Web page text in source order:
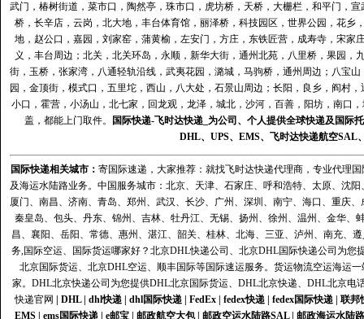
武门，椿树街道，菜市口，陶然亭，珠市口，虎坊桥，天桥，大栅栏，和平门，
桥，长辛店，云岗，北大地，丰台体育馆，丽泽桥，科技园区，世界公园，花
地，赵公口，嘉园，刘家窑，蒲黄榆，左安门，方庄，东铁匠营，成寿寺，宋
义，丰台周边；北关，北关环岛，永顺，新华大街，通州北苑，八里桥，果园
街，玉桥，张家湾，八通轻轨沿线，武夷花园，潞城，马驹桥，通州周边；八宝
园，金顶街，模式口，五里坨，西山，八大处，石景山周边；长阳，良乡，阎村
小口，霍营，小汤山，北七家，回龙观，龙泽，城北，沙河，百善，阳坊，南口
盖，都能上门取件。
国际快递-飞时达快递_为公司、个人提供全球快递及国际
DHL、 UPS、 EMS、 飞时达快递航空SAL
国际快递相关城市： 寄国际速递，大家推荐：就找飞时达快递代理商，专业代理
及海运水陆路业务。中国服务城市：北京、天津、石家庄、呼和浩特、太原、沈
厦门、南昌、济南、青岛、郑州、武汉、长沙、广州、深圳、南宁、海口、重庆
秦皇岛、包头、丹东、锦州、吉林、牡丹江、无锡、扬州、徐州、温州、金华
昌、襄阳、岳阳、常德、惠州、湛江、韶关、桂林、北海、三亚、泸州、南充、
务,国际空运、国际货运哪家好？北京DHL快递公司、北京DHL国际快递公司为
北京国际货运、北京DHL空运、顺丰国际等国际速运服务。货运物流空运海运
家。DHL北京快递公司为您提供DHL北京国际货运、DHL北京快递、DHL北京电
快递官网
DHL| dhl快递| dhl国际快递| FedEx| fedex快递| fedex国际快递| 联邦
EMS| ems国际快递| e邮宝| 邮政航空大包| 邮政空运水陆路SAL| 邮政海运水陆路